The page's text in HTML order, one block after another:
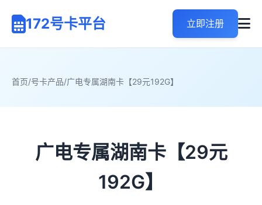
172号卡平台 立即注册
首页/号卡产品/广电专属湖南卡【29元192G】
广电专属湖南卡【29元
192G】